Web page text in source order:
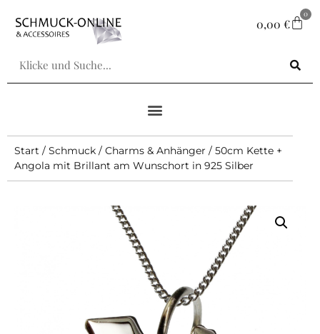
0,00 €
0
Start / Schmuck / Charms & Anhänger / 50cm Kette +
Angola mit Brillant am Wunschort in 925 Silber